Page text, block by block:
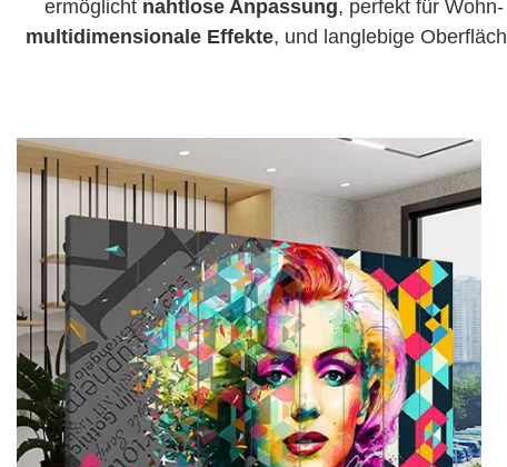
ermöglicht nahtlose Anpassung, perfekt für
multidimensionale Effekte, und langlebige